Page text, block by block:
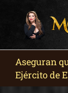
Aseguran
Ejército de